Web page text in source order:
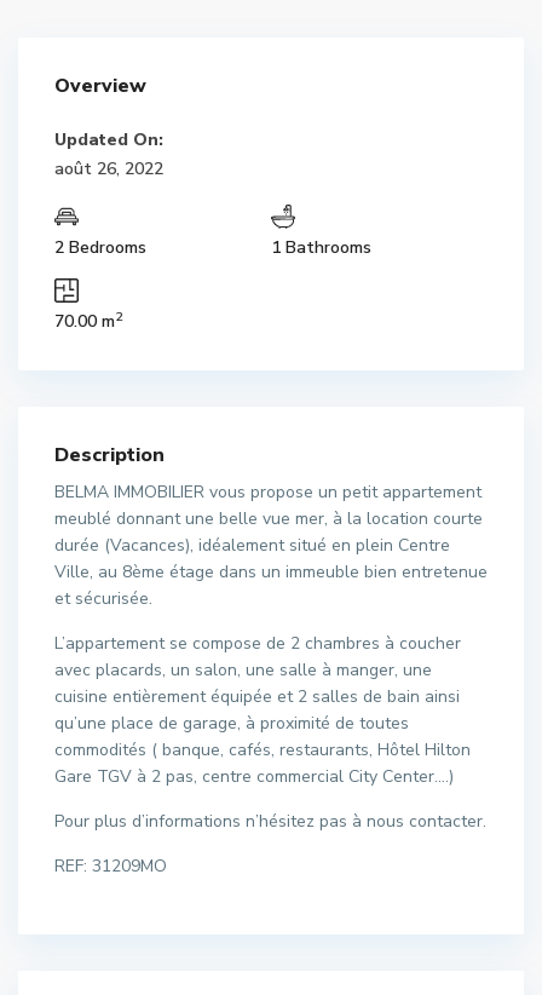
Overview
Updated On:
août 26, 2022
2 Bedrooms 1 Bathrooms
70.00 m2
Description
BELMA IMMOBILIER vous propose un petit appartement
meublé donnant une belle vue mer, à la location courte
durée (Vacances), idéalement situé en plein Centre
Ville, au 8ème étage dans un immeuble bien entretenue
et sécurisée.
L’appartement se compose de 2 chambres à coucher
avec placards, un salon, une salle à manger, une
cuisine entièrement équipée et 2 salles de bain ainsi
qu’une place de garage, à proximité de toutes
commodités ( banque, cafés, restaurants, Hôtel Hilton
Gare TGV à 2 pas, centre commercial City Center….)
Pour plus d’informations n’hésitez pas à nous contacter.
REF: 31209MO